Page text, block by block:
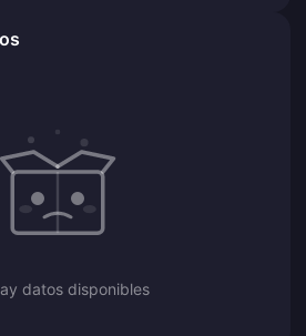
datos disponibles